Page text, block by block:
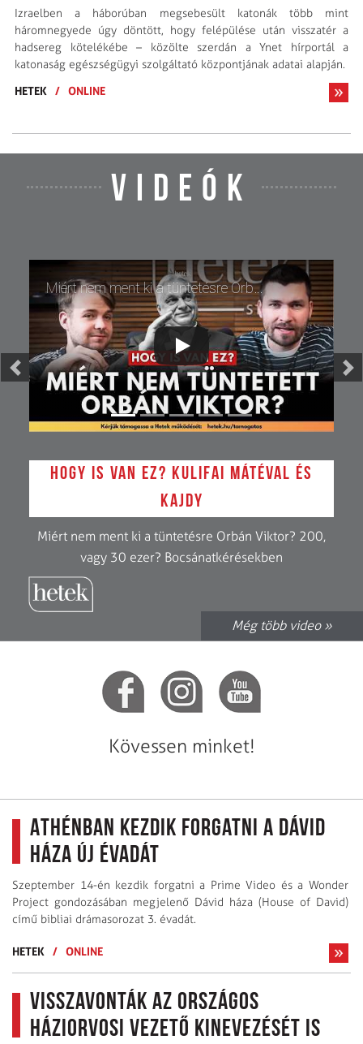
Izraelben a háborúban megsebesült katonák több mint
háromnegyede úgy döntött, hogy felépülése után visszatér a
hadsereg kötelékébe – közölte szerdán a Ynet hírportál a
katonaság egészségügyi szolgáltató központjának adatai alapján.
HETEK
/ ONLINE
VIDEÓK
Miért nem ment ki a tüntetésre Orbán Viktor? 200, vagy 30 ezer? Bocsánatkérésekben | Hogy is van ez?
Hogy is van ez? Kulifai Mátéval és
Kajdy
Miért nem ment ki a tüntetésre Orbán Viktor? 200,
vagy 30 ezer? Bocsánatkérésekben
Previous
Még több video »
Kövessen minket!
Athénban kezdik forgatni a Dávid
háza új évadát
Szeptember 14-én kezdik forgatni a Prime Video és a Wonder
Project gondozásában megjelenő Dávid háza (House of David)
című bibliai drámasorozat 3. évadát.
HETEK / ONLINE
Visszavonták az országos
háziorvosi vezető kinevezését is